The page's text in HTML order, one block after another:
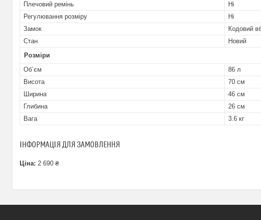
Плечовий ремінь
Ні
Регулювання розміру
Ні
Замок
Кодовий
Стан
Новий
Розміри
Об`єм
86 л
Висота
70 см
Ширина
46 см
Глибина
26 см
Вага
3.6 кг
ІНФОРМАЦІЯ ДЛЯ ЗАМОВЛЕННЯ
Ціна: 2 690 ₴